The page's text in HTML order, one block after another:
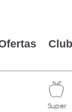
Club